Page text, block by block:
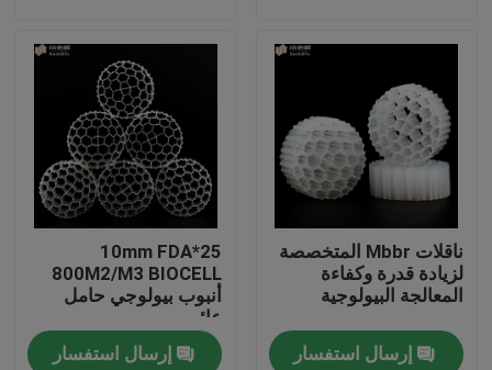
منتجات
معلومات عنا
مراقبة الجودة
اتصل بنا
ناقلات Mbbr المتخصصة
لزيادة قدرة وكفاءة
المعالجة البيولوجية
إرسال استفسار
25*10mm FDA
800M2/M3 BIOCELL
أنبوب بيولوجي حامل
عائم
إرسال استفسار